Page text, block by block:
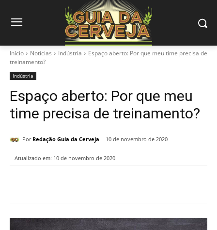
Início Notícias Indústria
Espaço aberto: Por que meu time precisa de
treinamento?
Indústria
Espaço aberto: Por que meu
time precisa de treinamento?
Por Redação Guia da Cerveja 10 de novembro de 2020
Atualizado em: 10 de novembro de 2020